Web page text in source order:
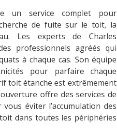
un service complet pour
de fuite sur le toit, la
Les experts de Charles
professionnels agréés qui
à chaque cas. Son équipe
pour parfaire chaque
toit étanche est extrêmement
offre des services de
éviter l’accumulation des
dans toutes les périphéries